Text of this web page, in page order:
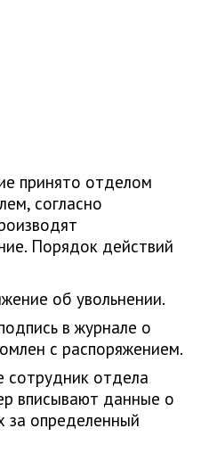
принято отделом
согласно
Порядок действий
об увольнении.
в журнале о
с распоряжением.
сотрудник отдела
вписывают данные о
за определенный